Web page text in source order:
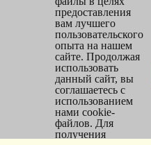
© 2026, оптовый отдел Мир
bms_opt@mail.ru
Тел: 8(383)300-10-20
Адрес: г.Новосибирск,
предоставления
вам лучшего
пользовательского
опыта на нашем
сайте. Продолжая
использовать
данный сайт, вы
соглашаетесь с
использованием
нами cookie-
файлов. Для
получения